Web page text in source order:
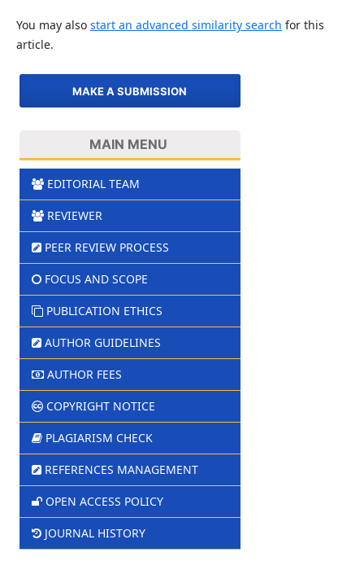
You may also start an advanced similarity search for this
article.
MAKE A SUBMISSION
MAIN MENU
EDITORIAL TEAM
REVIEWER
PEER REVIEW PROCESS
FOCUS AND SCOPE
PUBLICATION ETHICS
AUTHOR GUIDELINES
AUTHOR FEES
COPYRIGHT NOTICE
PLAGIARISM CHECK
REFERENCES MANAGEMENT
OPEN ACCESS POLICY
JOURNAL HISTORY